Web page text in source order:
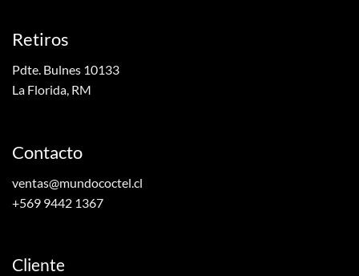
Retiros
Pdte. Bulnes 10133
La Florida, RM
Contacto
ventas@mundococtel.cl
+569 9442 1367
Cliente